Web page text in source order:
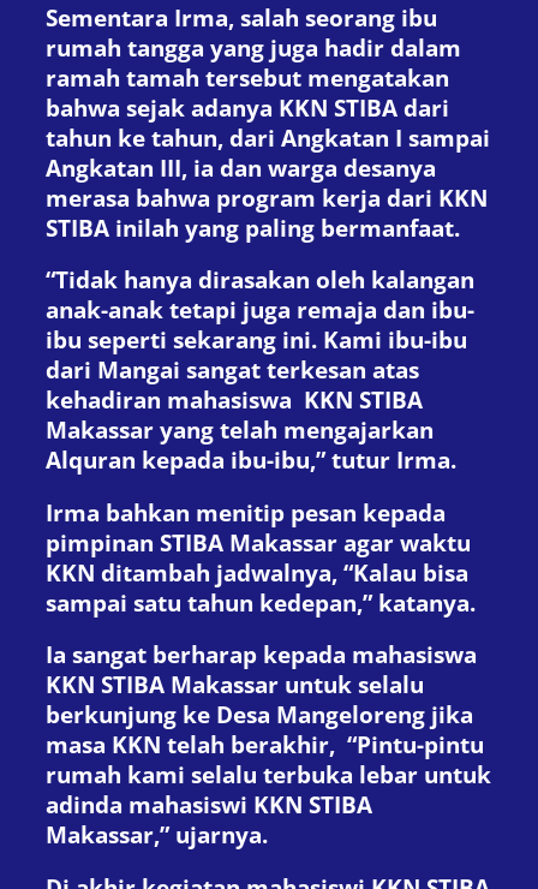
Sementara Irma, salah seorang ibu
rumah tangga yang juga hadir dalam
ramah tamah tersebut mengatakan
bahwa sejak adanya KKN STIBA dari
tahun ke tahun, dari Angkatan I sampai
Angkatan III, ia dan warga desanya
merasa bahwa program kerja dari KKN
STIBA inilah yang paling bermanfaat.
“Tidak hanya dirasakan oleh kalangan
anak-anak tetapi juga remaja dan ibu-
ibu seperti sekarang ini. Kami ibu-ibu
dari Mangai sangat terkesan atas
kehadiran mahasiswa KKN STIBA
Makassar yang telah mengajarkan
Alquran kepada ibu-ibu,” tutur Irma.
Irma bahkan menitip pesan kepada
pimpinan STIBA Makassar agar waktu
KKN ditambah jadwalnya, “Kalau bisa
sampai satu tahun kedepan,” katanya.
Ia sangat berharap kepada mahasiswa
KKN STIBA Makassar untuk selalu
berkunjung ke Desa Mangeloreng jika
masa KKN telah berakhir, “Pintu-pintu
rumah kami selalu terbuka lebar untuk
adinda mahasiswi KKN STIBA
Makassar,” ujarnya.